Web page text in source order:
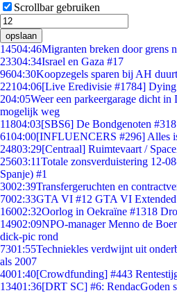
Scrollbar gebruiken
opslaan
14504:46Migranten breken door grens
23304:34Israel en Gaza #17
9604:30Koopzegels sparen bij AH
22104:06[Live Eredivisie #1784] Dying
204:05Weer een parkeergarage dicht in
mogelijk weg
11804:03[SBS6] De Bondgenoten
6104:00[INFLUENCERS #296] Alles
24803:29[Centraal] Ruimtevaart /
25603:11Totale zonsverduistering 12-
Spanje) #1
3002:39Transfergeruchten en
7002:33GTA VI #12 GTA VI
16002:32Oorlog in Oekraïne #1318
14902:09NPO-manager Menno de
dick-pic rond
7301:55Techniekles verdwijnt uit
als 2007
4001:40[Crowdfunding] #443
13401:36[DRT SC] #6: RendacGoden